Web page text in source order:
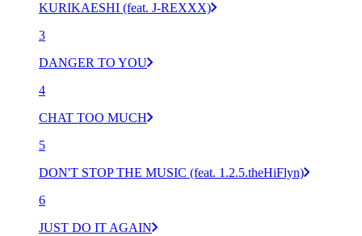
KURIKAESHI (feat. J-REXXX)
3
DANGER TO YOU
4
CHAT TOO MUCH
5
DON'T STOP THE MUSIC (feat. 1.2.5.theHiFlyn)
6
JUST DO IT AGAIN